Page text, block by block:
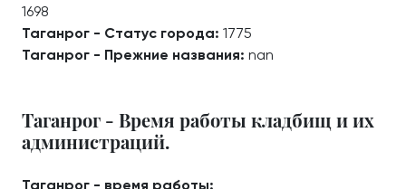
1698
Таганрог - Статус города: 1775
Таганрог - Прежние названия: nan
Таганрог - Время работы кладбищ и их
администраций.
Таганрог - время работы: